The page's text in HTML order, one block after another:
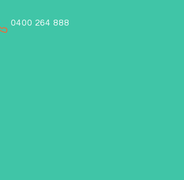
0400 264 888